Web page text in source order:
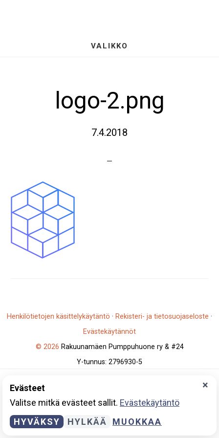
VALIKKO
logo-2.png
7.4.2018
Henkilötietojen käsittelykäytäntö · Rekisteri- ja tietosuojaseloste ·
Evästekäytännöt
© 2026 Rakuunamäen Pumppuhuone ry & #24
Y-tunnus: 2796930-5
×
Evästeet
Valitse mitkä evästeet sallit. Evästekäytäntö
HYVÄKSY
HYLKÄÄ MUOKKAA